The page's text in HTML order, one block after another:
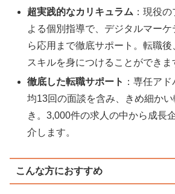
超実践的なカリキュラム ：現役
よる個別指導で、デジタルマー
ら応用まで徹底サポート。転職後
スキルを身につけることができま
徹底した転職サポート ：専任ア
均13回の面談を含み、きめ細か
き。3,000件の求人の中から成長
介します。
こんな方におすすめ